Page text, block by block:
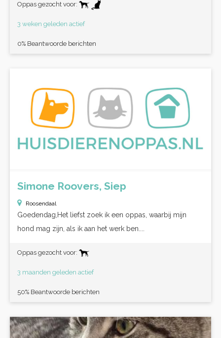
Oppas gezocht voor:
3 weken geleden actief
0% Beantwoorde berichten
Simone Roovers, Siep
Roosendaal
Goedendag,Het liefst zoek ik een oppas, waarbij mijn
hond mag zijn, als ik aan het werk ben....
Oppas gezocht voor:
3 maanden geleden actief
50% Beantwoorde berichten